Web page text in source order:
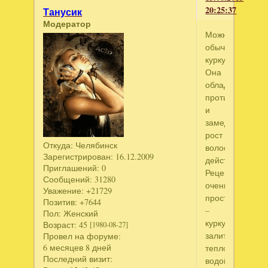
20:25:37
Танусик
Модератор
Откуда: Челябинск
Зарегистрирован: 16.12.2009
Приглашений: 0
Сообщений: 31280
Уважение: +21729
Позитив: +7644
Пол: Женский
Возраст: 45 [1980-08-27]
Провел на форуме:
6 месяцев 8 дней
Последний визит:
Можно
обычной
куркумой.
Она
обладает
и
замедляющим
рост
волос
действиями.
Рецепт
очень
прост
–
куркуму
залить
теплой
водой